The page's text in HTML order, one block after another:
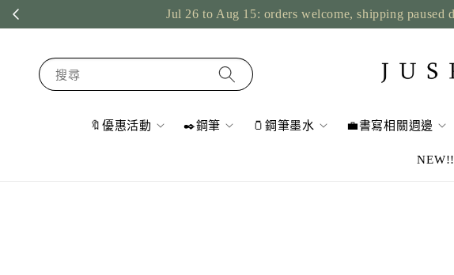
Jul 26 to Aug 15: orders welcome, shipping
搜尋
🔖優惠活動 ✒️鋼筆 🫙鋼筆墨水 💼書寫相關週邊